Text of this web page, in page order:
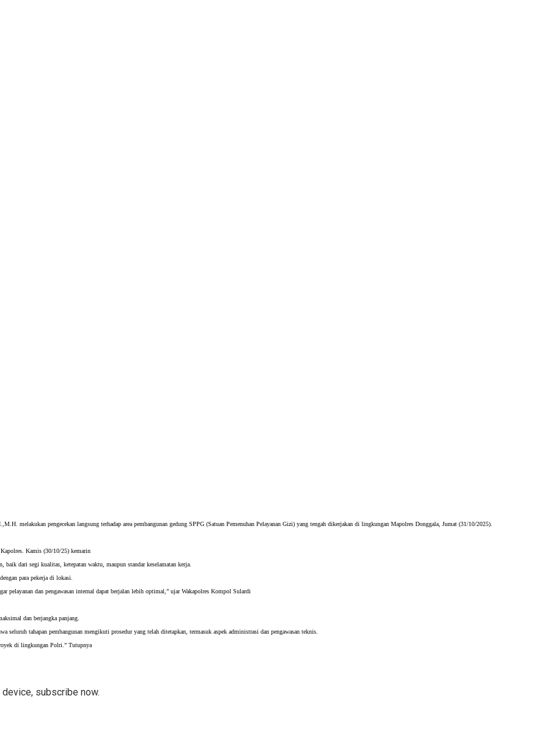
melakukan pengecekan langsung terhadap area pembangunan gedung SPPG (Satuan Pemenuhan Pelayanan Gizi) yang tengah dikerjakan di lingkungan Mapolres Donggala, Jumat (31/10/2025).
Kamis (30/10/25) kemarin
baik dari segi kualitas, ketepatan waktu, maupun standar keselamatan kerja.
para pekerja di lokasi.
pelayanan dan pengawasan internal dapat berjalan lebih optimal,” ujar Wakapolres Kompol Sulardi
dan berjangka panjang.
tahapan pembangunan mengikuti prosedur yang telah ditetapkan, termasuk aspek administrasi dan pengawasan teknis.
di lingkungan Polri.” Tutupnya
subscribe now.